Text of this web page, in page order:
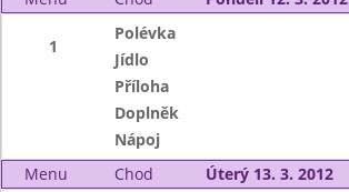
1
Polévka
Jídlo
Příloha
Doplněk
Nápoj
Menu
Chod Úterý 13. 3. 2012